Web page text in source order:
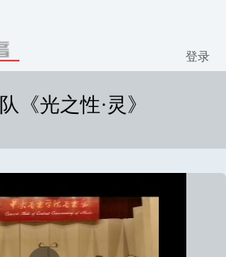
登录
《光之性·灵》